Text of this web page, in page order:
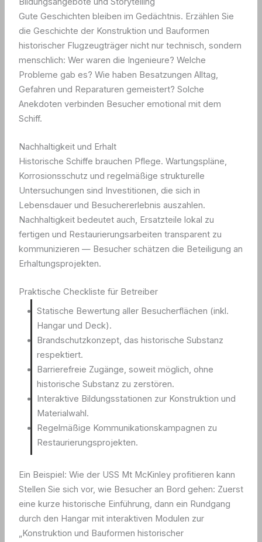
Gute Geschichten bleiben im Gedächtnis. Erzählen Sie
die Geschichte der Konstruktion und Bauformen
historischer Flugzeugträger nicht nur technisch, sondern
menschlich: Wer waren die Ingenieure? Welche
Probleme gab es? Wie haben Besatzungen Alltag,
Gefahren und Reparaturen gemeistert? Solche
Anekdoten verbinden Besucher emotional mit dem
Schiff.
Nachhaltigkeit und Erhalt
Historische Schiffe brauchen Pflege. Wartungspläne,
Korrosionsschutz und regelmäßige strukturelle
Untersuchungen sind Investitionen, die sich in
Lebensdauer und Besuchererlebnis auszahlen.
Nachhaltigkeit bedeutet auch, Ersatzteile lokal zu
fertigen und Restaurierungsarbeiten transparent zu
kommunizieren — Besucher schätzen die Beteiligung an
Erhaltungsprojekten.
Praktische Checkliste für Betreiber
Statische Bewertung aller Besucherflächen (inkl.
Hangar und Deck).
Brandschutzkonzept, das historische Substanz
respektiert.
Barrierefreie Zugänge, soweit möglich, ohne
historische Substanz zu zerstören.
Interaktive Bildungsstationen zur Konstruktion und
Materialwahl.
Regelmäßige Kommunikationskampagnen zu
Restaurierungsprojekten.
Ein Beispiel: Wie der USS Mt McKinley profitieren kann
Stellen Sie sich vor, wie Besucher an Bord gehen: Zuerst
eine kurze historische Einführung, dann ein Rundgang
durch den Hangar mit interaktiven Modulen zur
„Konstruktion und Bauformen historischer